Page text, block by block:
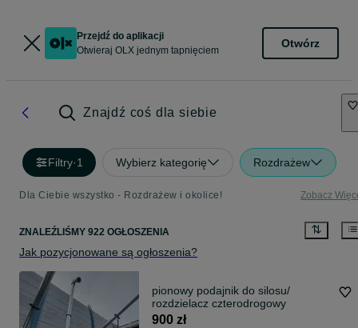
Przejdź do aplikacji
Otwieraj OLX jednym tapnięciem
Otwórz
Znajdź coś dla siebie
Filtry·1 Wybierz kategorię Rozdrażew
Dla Ciebie wszystko - Rozdrażew i okolice! Zobacz
ZNALEŹLIŚMY 922 OGŁOSZENIA
Jak pozycjonowane są ogłoszenia?
pionowy podajnik do silosu/
rozdzielacz czterodrogowy
900 zł